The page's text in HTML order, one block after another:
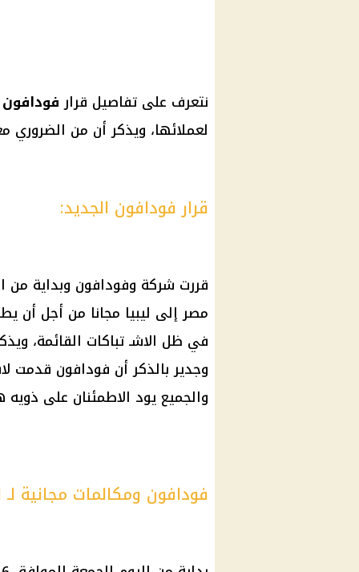
نتعرف على تفاصيل قرارفودافون
لعملائها، ويذكر أن من الضروري
قرار فودافون الجديد:
قررت شركة وفودافون وبداية من
مصر إلى ليبيا مجانا من أجل أن
في ظل الاشـ تباكات القائمة،
وجدير بالذكر أن فودافون قدمت
والجميع يود الاطمئنان على ذويه
فودافون ومكالمات مجانية لـ